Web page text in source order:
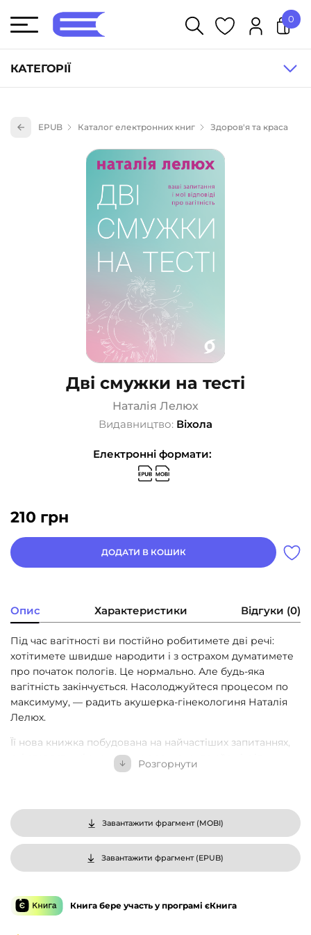
КАТЕГОРІЇ
Книги для дітей (836)
Книги для підлітків (240)
Науково-популярна література (1015)
Навчальна література та посібники (527)
Енциклопедії, довідники, словники (55)
Подарункові сертифікати (1)
0
EPUB Каталог електронних книг Здоров'я та краса
Дві смужки на тесті
Наталія Лелюх
Видавництво: Віхола
Електронні формати:
210 грн
ДОДАТИ В КОШИК
Опис Характеристики Відгуки (0)
Під час вагітності ви постійно робитимете дві речі:
хотітимете швидше народити і з острахом думатимете
про початок пологів. Це нормально. Але будь-яка
вагітність закінчується. Насолоджуйтеся процесом по
максимуму, — радить акушерка-гінекологиня Наталія
Лелюх.
Її нова книжка побудована на найчастіших запитаннях,
які ставлять жінки на акушерському прийомі: від
потреби в спеціальних вітамінах і генетичних тестах до
Авторка доступно й іронічно розповідає, про що варто
поговорити з партнером перед зачаттям. Які аналізи
здавати, а які дослідження виявляються марною
витратою коштів? Як харчуватися і чи можна
подорожувати? Займатися спортом чи лежати й не
косметологічні процедури під час вагітності?
Розгорнути
Завантажити фрагмент (MOBI)
Завантажити фрагмент (EPUB)
Книга бере участь у програмі єКнига